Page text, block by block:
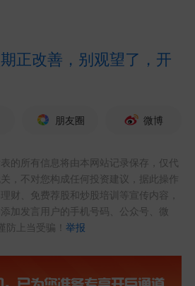
正改善，别观望了，开
朋友圈 微博
的所有信息将由本网站记录保存，仅代
，不对您构成任何投资建议，据此操作
财、免费荐股和炒股培训等宣传内容，
加发言用户的手机号码、公众号、微
防上当受骗！举报